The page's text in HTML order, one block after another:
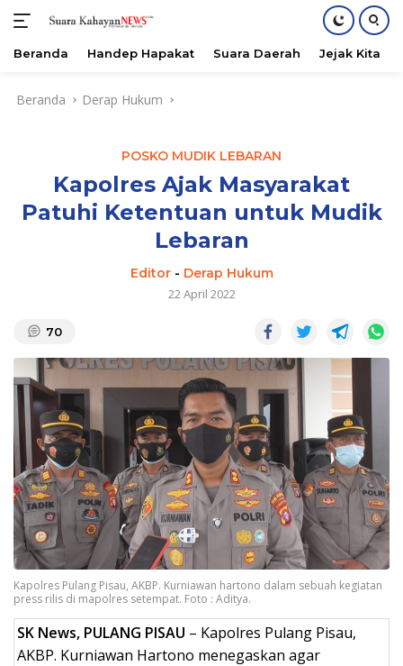
Beranda Handep Hapakat Suara Daerah Jejak Kita
Beranda Derap Hukum
POSKO MUDIK LEBARAN
Kapolres Ajak Masyarakat
Patuhi Ketentuan untuk Mudik
Lebaran
Editor- Derap Hukum
22 April 2022
70
Kapolres Pulang Pisau, AKBP. Kurniawan hartono dalam sebuah kegiatan
press rilis di mapolres setempat. Foto : Aditya.
SK News, PULANG PISAU – Kapolres Pulang Pisau,
AKBP. Kurniawan Hartono menegaskan agar